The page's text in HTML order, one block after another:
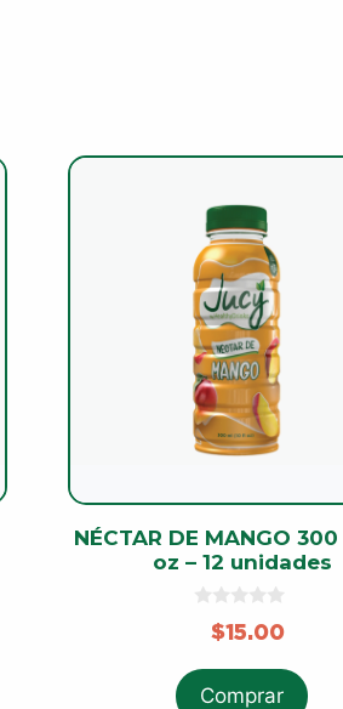
NÉCTAR DE MANGO
oz – 12 unidades
t
o
$15.00
Comprar